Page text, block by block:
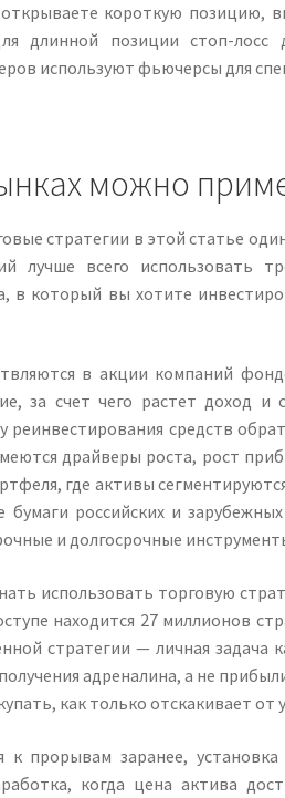
короткую позицию,
длинной позиции стоп-
используют фьючерсы для
можно
стратегии в этой статье
лучше всего использовать
в который вы хотите
в акции компаний
за счет чего растет доход
реинвестирования средств
драйверы роста, рост
где активы
бумаги российских и
и долгосрочные
использовать торговую
находится 27 миллионов
стратегии — личная задача
адреналина, а не
как только отскакивает
к прорывам заранее,
когда цена актива